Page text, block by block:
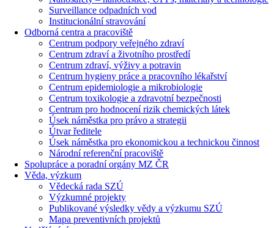
Surveillance odpadních vod
Institucionální stravování
Odborná centra a pracoviště
Centrum podpory veřejného zdraví
Centrum zdraví a životního prostředí
Centrum zdraví, výživy a potravin
Centrum hygieny práce a pracovního lékařství
Centrum epidemiologie a mikrobiologie
Centrum toxikologie a zdravotní bezpečnosti
Centrum pro hodnocení rizik chemických látek
Úsek náměstka pro právo a strategii
Útvar ředitele
Úsek náměstka pro ekonomickou a technickou činnost
Národní referenční pracoviště
Spolupráce a poradní orgány MZ ČR
Věda, výzkum
Vědecká rada SZÚ
Výzkumné projekty
Publikované výsledky vědy a výzkumu SZÚ
Mapa preventivních projektů